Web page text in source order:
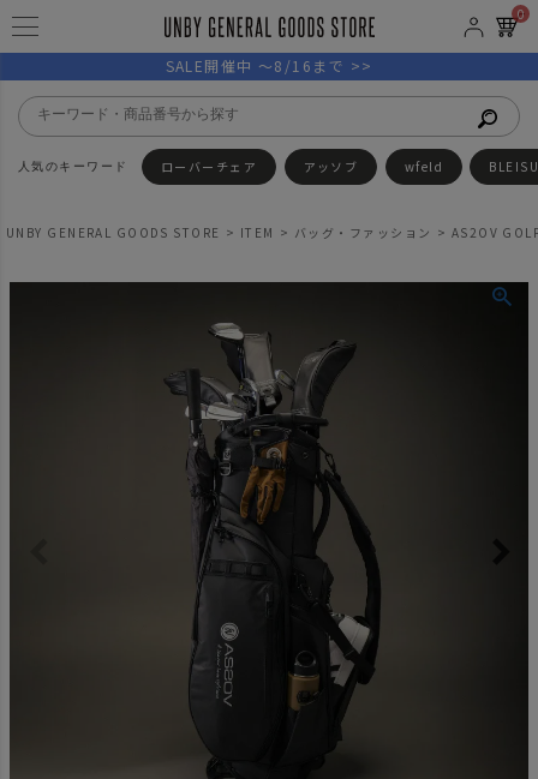
0
SALE開催中 ～8/16まで >>
ローバーチェア アッソブ wfeld
UNBY GENERAL GOODS STORE ITEM バッグ・ファッション AS2OV